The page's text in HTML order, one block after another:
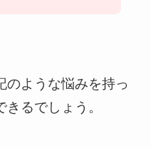
のような悩みを持っ
るでしょう。